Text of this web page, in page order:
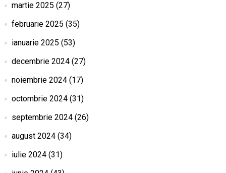
martie 2025 (27)
februarie 2025 (35)
ianuarie 2025 (53)
decembrie 2024(27)
noiembrie 2024(17)
octombrie 2024(31)
septembrie 2024(26)
august 2024(34)
iulie 2024(31)